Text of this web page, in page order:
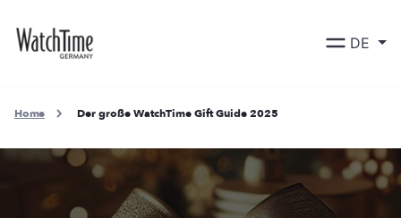
DE
Home Der große WatchTime Gift Guide 2025